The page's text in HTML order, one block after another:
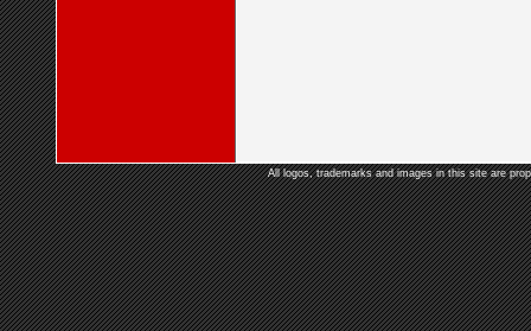
All logos, trademarks and images in this site are